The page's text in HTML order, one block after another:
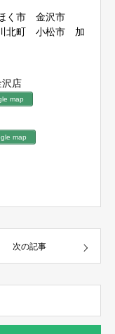
く市 金沢市
北町 小松市 加
店
map
map
次の記事